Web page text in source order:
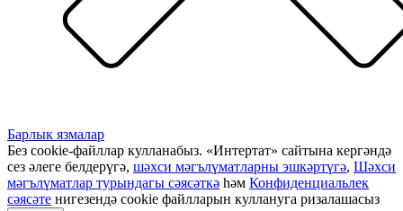
Барлык язмалар
Без cookie-файллар кулланабыз. «Интертат» сайтына кергәндә
сез әлеге белдерүгә, шәхси мәгълүматларны эшкәртүгә, Шәхси
мәгълүматлар турындагы сәясәткә һәм Конфиденциальлек
сәясәте нигезендә cookie файлларын куллануга ризалашасыз